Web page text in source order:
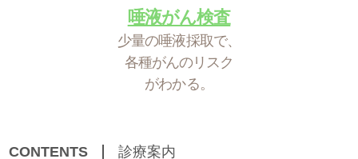
唾液がん検査
少量の唾液採取で、
各種がんのリスク
がわかる。
CONTENTS 診療案内